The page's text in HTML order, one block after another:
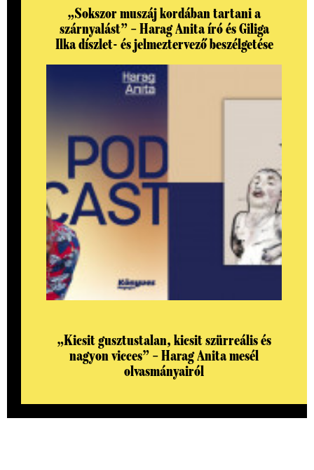
„Sokszor muszáj kordában tartani a
szárnyalást” – Harag Anita író és Giliga
Ilka díszlet- és jelmeztervező beszélgetése
„Kicsit gusztustalan, kicsit szürreális és
nagyon vicces” – Harag Anita mesél
olvasmányairól